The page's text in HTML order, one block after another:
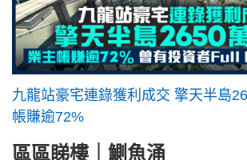
九龍站豪宅連錄獲利成交 擎天半島
帳賺逾72%
區區睇樓｜鰂魚涌